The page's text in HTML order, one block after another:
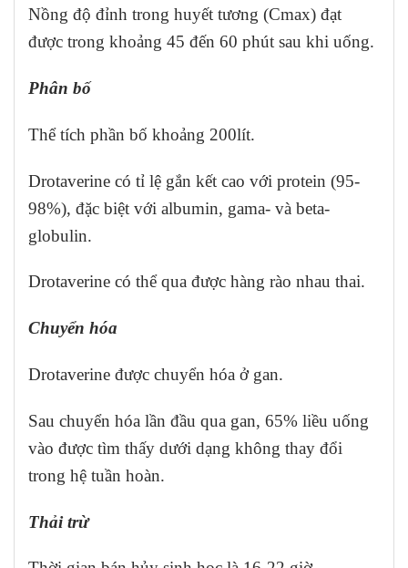
Nồng độ đỉnh trong huyết tương (Cmax) đạt
được trong khoảng 45 đến 60 phút sau khi uống.
Phân bố
Thể tích phần bố khoảng 200lít.
Drotaverine có tỉ lệ gắn kết cao với protein (95-
98%), đặc biệt với albumin, gama- và beta-
globulin.
Drotaverine có thể qua được hàng rào nhau thai.
Chuyển hóa
Drotaverine được chuyển hóa ở gan.
Sau chuyển hóa lần đầu qua gan, 65% liều uống
vào được tìm thấy dưới dạng không thay đổi
trong hệ tuần hoàn.
Thải trừ